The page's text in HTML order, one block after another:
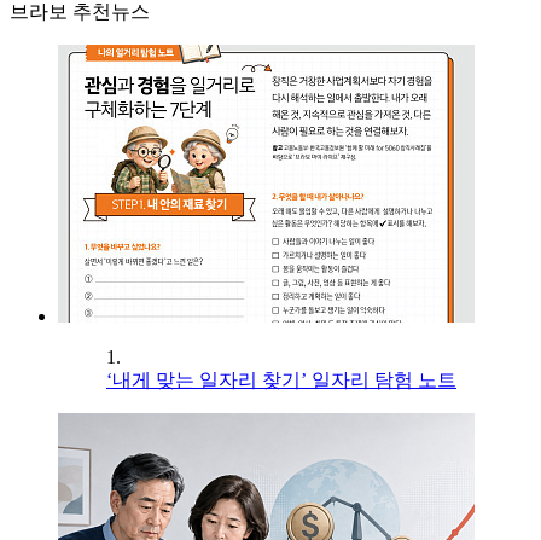
브라보 추천뉴스
1.
‘내게 맞는 일자리 찾기’ 일자리 탐험 노트